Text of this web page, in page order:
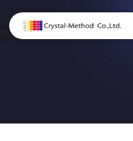
blog
AIブログ